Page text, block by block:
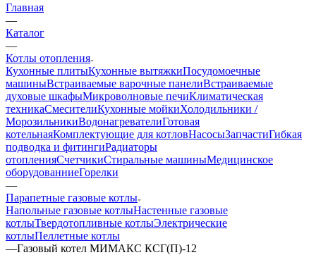
Главная
—
Каталог
—
Котлы отопления
Кухонные плитыКухонные вытяжкиПосудомоечные
машиныВстраиваемые варочные панелиВстраиваемые
духовые шкафыМикроволновые печиКлиматическая
техникаСмесителиКухонные мойкиХолодильники /
МорозильникиВодонагревателиГотовая
котельнаяКомплектующие для котловНасосыЗапчастиГибкая
подводка и фитингиРадиаторы
отопленияСчетчикиСтиральные машиныМедицинское
оборудованниеГорелки
—
Парапетные газовые котлы
Напольные газовые котлыНастенные газовые
котлыТвердотопливные котлыЭлектрические
котлыПеллетные котлы
—Газовый котел МИМАКС КСГ(П)-12